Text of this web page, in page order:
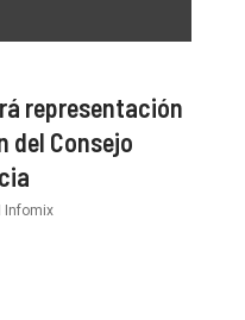
representación
del Consejo
Infomix